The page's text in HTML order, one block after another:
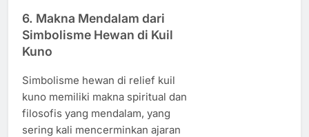
6. Makna Mendalam dari
Simbolisme Hewan di Kuil
Kuno
Simbolisme hewan di relief kuil
kuno memiliki makna spiritual dan
filosofis yang mendalam, yang
sering kali mencerminkan ajaran